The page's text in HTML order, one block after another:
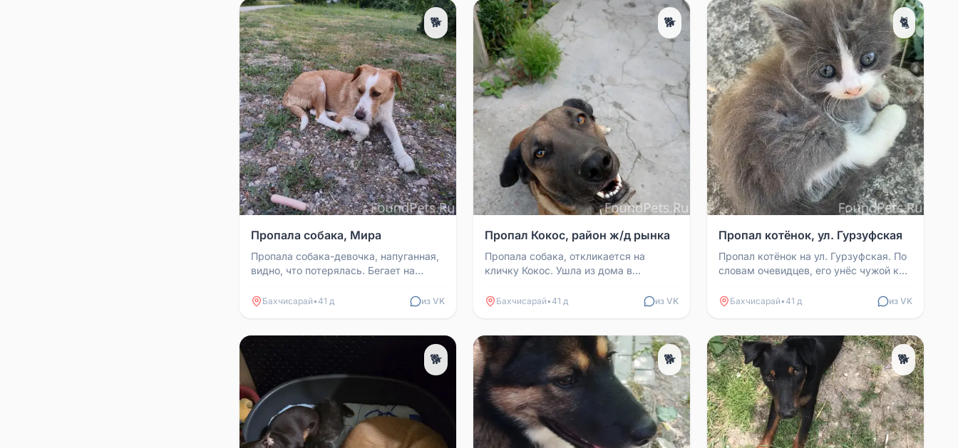
🐕
Пропала собака, Мира
Пропала собака-девочка, напуганная,
видно, что потерялась. Бегает на
Бахчисарай•41 д из VK
🐕
Пропал Кокос, район ж/д рынка
Пропала собака, откликается на
кличку Кокос. Ушла из дома в
вознаграждение. Телефон д...
Бахчисарай•41 д из VK
🐈
Пропал котёнок, ул. Гурзуфская
Пропал котёнок на ул. Гурзуфская. По
словам очевидцев, его унёс чужой кот.
располагаете какой...
Бахчисарай•41 д из VK
🐕 🐕 🐕